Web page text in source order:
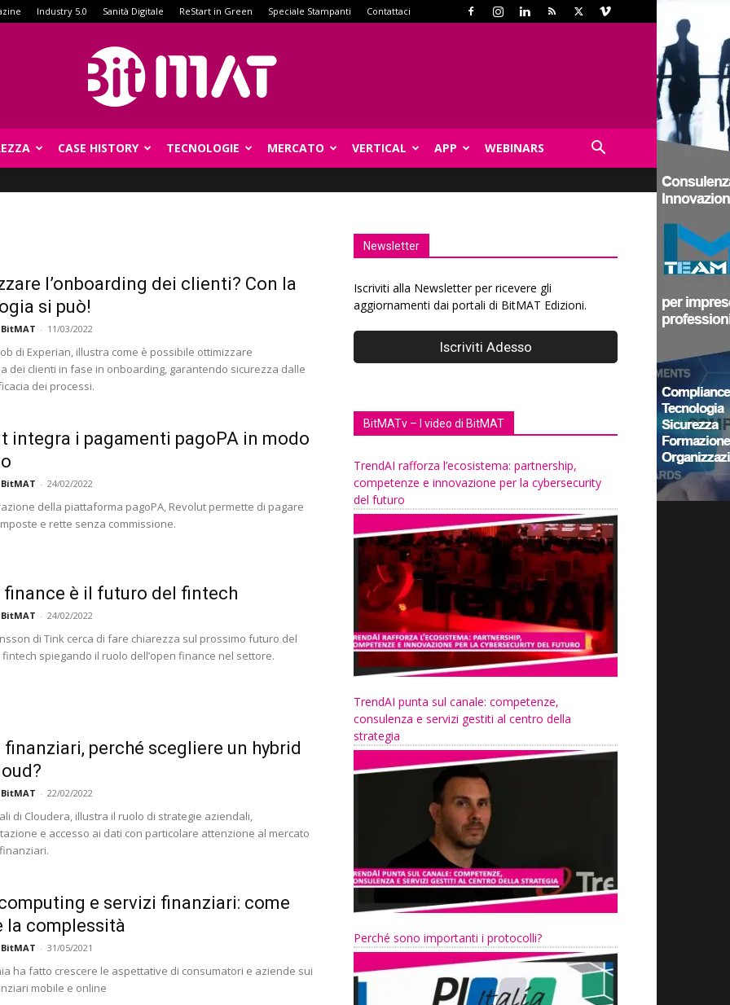
Industry 5.0 Sanità Digitale ReStart in Green Speciale Stampanti Contattaci
CASE HISTORY TECNOLOGIE MERCATO VERTICAL APP WEBINARS
l’onboarding dei clienti? Con la
si può!
- 11/03/2022
di Experian, illustra come è possibile ottimizzare
dei clienti in fase in onboarding, garantendo sicurezza dalle
dei processi.
integra i pagamenti pagoPA in modo
- 24/02/2022
della piattaforma pagoPA, Revolut permette di pagare
e rette senza commissione.
finance è il futuro del fintech
- 24/02/2022
di Tink cerca di fare chiarezza sul prossimo futuro del
spiegando il ruolo dell’open finance nel settore.
finanziari, perché scegliere un hybrid
- 22/02/2022
di Cloudera, illustra il ruolo di strategie aziendali,
e accesso ai dati con particolare attenzione al mercato
e servizi finanziari: come
la complessità
- 31/05/2021
ha fatto crescere le aspettative di consumatori e aziende sui
mobile e online
Newsletter
Iscriviti alla Newsletter per ricevere gli
aggiornamenti dai portali di BitMAT Edizioni.
BitMATv – I video di BitMAT
TrendAI rafforza l’ecosistema: partnership,
competenze e innovazione per la cybersecurity
del futuro
TrendAI punta sul canale: competenze,
consulenza e servizi gestiti al centro della
strategia
Perché sono importanti i protocolli?